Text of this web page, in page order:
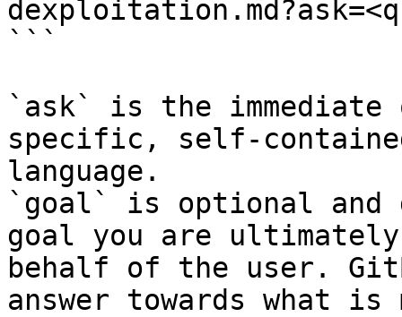
```
`ask` is the
specific, self-
language.
`goal` is optional and
goal you are
behalf of the user.
answer towards what